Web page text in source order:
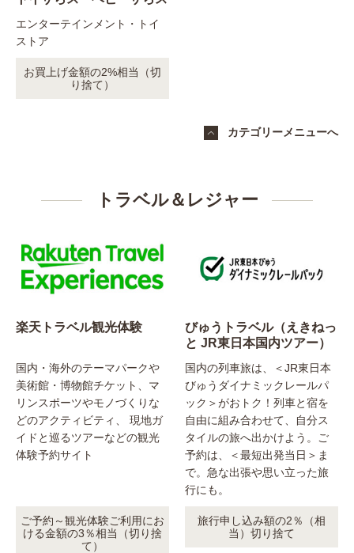
エンターテインメント・トイ
ストア
お買上げ金額の2%相当（切
り捨て）
カテゴリーメニューへ
トラベル＆レジャー
楽天トラベル観光体験
国内・海外のテーマパークや
美術館・博物館チケット、マ
リンスポーツやモノづくりな
どのアクティビティ、 現地ガ
イドと巡るツアーなどの観光
体験予約サイト
ご予約～観光体験ご利用にお
ける金額の3％相当（切り捨
て）
びゅうトラベル（えきねっ
と JR東日本国内ツアー）
国内の列車旅は、＜JR東日本
びゅうダイナミックレールパ
ック＞がおトク！列車と宿を
自由に組み合わせて、自分ス
タイルの旅へ出かけよう。ご
予約は、＜最短出発当日＞ま
で。急な出張や思い立った旅
行にも。
旅行申し込み額の2％（相
当）切り捨て